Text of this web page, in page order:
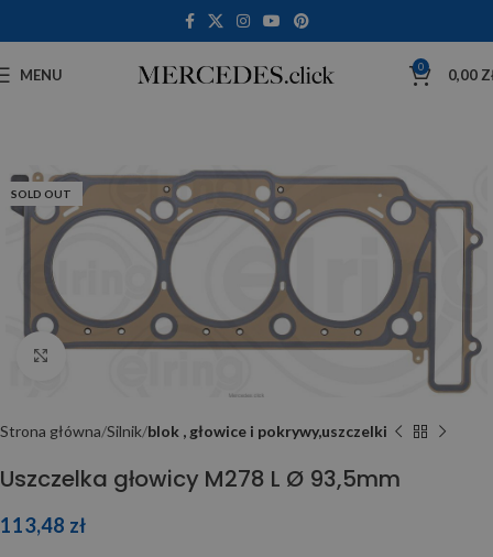
MENU 0 0,00
SOLD OUT
Click to enlarge
Strona główna Silnik blok , głowice i pokrywy,uszczelki
Uszczelka głowicy M278 L Ø 93,5mm
113,48 zł